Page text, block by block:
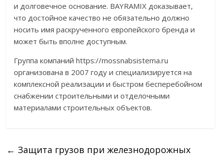
и долговечное основание. BAYRAMIX доказывает,
что достойное качество не обязательно должно
носить имя раскрученного европейского бренда и
может быть вполне доступным.
Группа компаний https://mossnabsistema.ru
организована в 2007 году и специализируется на
комплексной реализации и быстром бесперебойном
снабжении строительными и отделочными
материалами строительных объектов.
← Защита грузов при железнодорожных